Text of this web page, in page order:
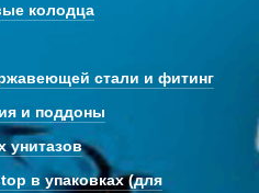
колодца
стали и фитинг
и поддоны
унитазов
в упаковках (для